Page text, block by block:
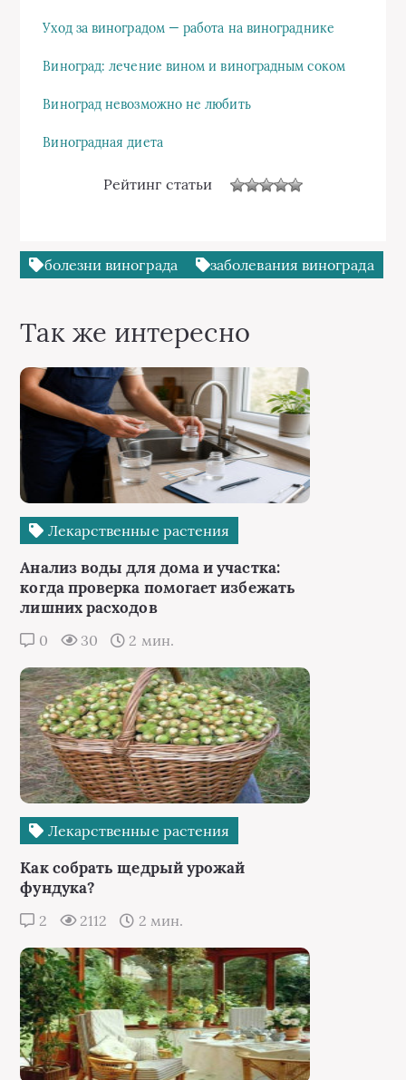
Уход за виноградом — работа на винограднике
Виноград: лечение вином и виноградным соком
Виноград невозможно не любить
Виноградная диета
Рейтинг статьи
болезни винограда заболевания винограда
Так же интересно
Лекарственные растения
Анализ воды для дома и участка:
когда проверка помогает избежать
лишних расходов
0 30 2 мин.
Лекарственные растения
Как собрать щедрый урожай
фундука?
2 2112 2 мин.